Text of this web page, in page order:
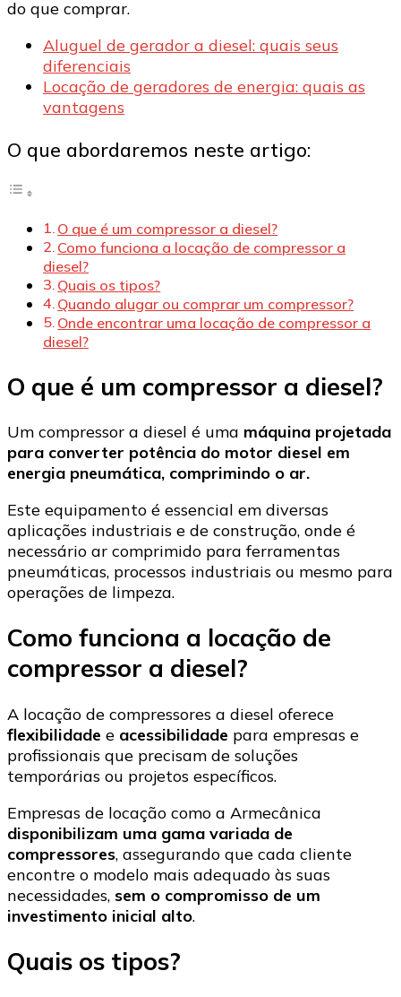
do que comprar.
Aluguel de gerador a diesel: quais seus
diferenciais
Locação de geradores de energia: quais as
vantagens
O que abordaremos neste artigo:
O que é um compressor a diesel?
Como funciona a locação de compressor a
diesel?
Quais os tipos?
Quando alugar ou comprar um compressor?
Onde encontrar uma locação de compressor a
diesel?
O que é um compressor a diesel?
Um compressor a diesel é uma máquina projetada
para converter potência do motor diesel em
energia pneumática, comprimindo o ar.
Este equipamento é essencial em diversas
aplicações industriais e de construção, onde é
necessário ar comprimido para ferramentas
pneumáticas, processos industriais ou mesmo para
operações de limpeza.
Como funciona a locação de
compressor a diesel?
A locação de compressores a diesel oferece
flexibilidade e acessibilidade para empresas e
profissionais que precisam de soluções
temporárias ou projetos específicos.
Empresas de locação como a Armecânica
disponibilizam uma gama variada de
compressores, assegurando que cada cliente
encontre o modelo mais adequado às suas
necessidades, sem o compromisso de um
investimento inicial alto.
Quais os tipos?